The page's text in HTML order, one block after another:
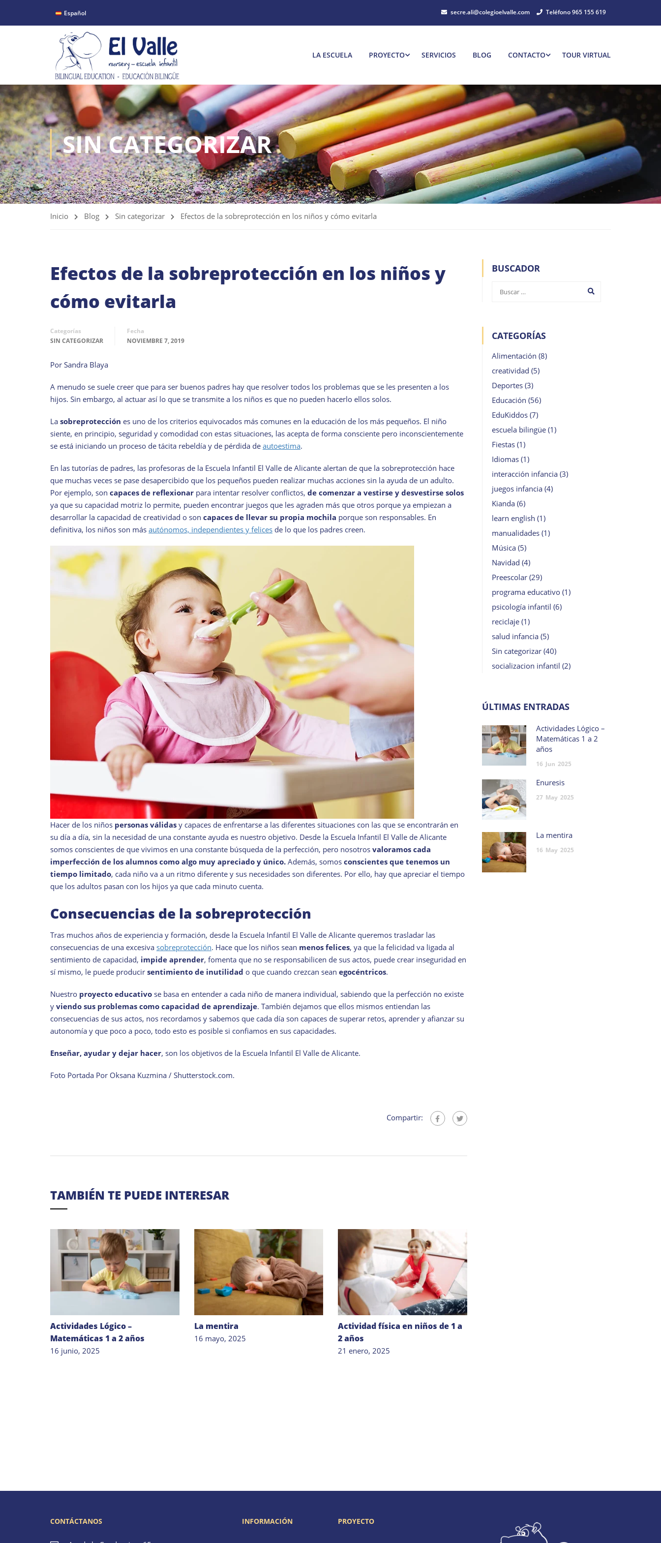
Español secre.ali@colegioelvalle.com Teléfono 965 155 619
LA ESCUELA PROYECTO SERVICIOS BLOG CONTACTO TOUR VIRTUAL
SIN CATEGORIZAR
Inicio Blog Sin categorizar Efectos de la sobreprotección en los niños y cómo evitarla
Efectos de la sobreprotección en los niños y
cómo evitarla
Categorías
SIN CATEGORIZAR
Fecha
NOVIEMBRE 7, 2019
Por Sandra Blaya
A menudo se suele creer que para ser buenos padres hay que resolver todos los problemas que se les presenten a los
hijos. Sin embargo, al actuar así lo que se transmite a los niños es que no pueden hacerlo ellos solos.
La sobreprotección es uno de los criterios equivocados más comunes en la educación de los más pequeños. El niño
siente, en principio, seguridad y comodidad con estas situaciones, las acepta de forma consciente pero inconscientemente
se está iniciando un proceso de tácita rebeldía y de pérdida de autoestima.
En las tutorías de padres, las profesoras de la Escuela Infantil El Valle de Alicante alertan de que la sobreprotección hace
que muchas veces se pase desapercibido que los pequeños pueden realizar muchas acciones sin la ayuda de un adulto.
Por ejemplo, son capaces de reflexionar para intentar resolver conflictos, de comenzar a vestirse y desvestirse solos
ya que su capacidad motriz lo permite, pueden encontrar juegos que les agraden más que otros porque ya empiezan a
desarrollar la capacidad de creatividad o son capaces de llevar su propia mochila porque son responsables. En
definitiva, los niños son más autónomos, independientes y felices de lo que los padres creen.
Hacer de los niños personas válidas y capaces de enfrentarse a las diferentes situaciones con las que se encontrarán en
su día a día, sin la necesidad de una constante ayuda es nuestro objetivo. Desde la Escuela Infantil El Valle de Alicante
somos conscientes de que vivimos en una constante búsqueda de la perfección, pero nosotros valoramos cada
imperfección de los alumnos como algo muy apreciado y único. Además, somos conscientes que tenemos un
tiempo limitado, cada niño va a un ritmo diferente y sus necesidades son diferentes. Por ello, hay que apreciar el tiempo
que los adultos pasan con los hijos ya que cada minuto cuenta.
Consecuencias de la sobreprotección
Tras muchos años de experiencia y formación, desde la Escuela Infantil El Valle de Alicante queremos trasladar las
consecuencias de una excesiva sobreprotección. Hace que los niños sean menos felices, ya que la felicidad va ligada al
sentimiento de capacidad, impide aprender, fomenta que no se responsabilicen de sus actos, puede crear inseguridad en
sí mismo, le puede producir sentimiento de inutilidad o que cuando crezcan sean egocéntricos.
Nuestro proyecto educativo se basa en entender a cada niño de manera individual, sabiendo que la perfección no existe
y viendo sus problemas como capacidad de aprendizaje. También dejamos que ellos mismos entiendan las
consecuencias de sus actos, nos recordamos y sabemos que cada día son capaces de superar retos, aprender y afianzar su
autonomía y que poco a poco, todo esto es posible si confiamos en sus capacidades.
Enseñar, ayudar y dejar hacer, son los objetivos de la Escuela Infantil El Valle de Alicante.
Foto Portada Por Oksana Kuzmina / Shutterstock.com.
Compartir:
TAMBIÉN TE PUEDE INTERESAR
Actividades Lógico –
Matemáticas 1 a 2 años
16 junio, 2025
La mentira
16 mayo, 2025
Actividad física en niños de 1 a
2 años
21 enero, 2025
BUSCADOR
CATEGORÍAS
Alimentación (8)
creatividad (5)
Deportes(3)
Educación (56)
EduKiddos(7)
escuela bilingüe(1)
Fiestas(1)
Idiomas(1)
interacción infancia(3)
juegos infancia(4)
Kianda(6)
learn english (1)
manualidades(1)
Música(5)
Navidad (4)
Preescolar(29)
programa educativo(1)
psicología infantil (6)
reciclaje(1)
salud infancia(5)
Sin categorizar(40)
socializacion infantil (2)
ÚLTIMAS ENTRADAS
Actividades Lógico –
Matemáticas 1 a 2
años
16 Jun 2025
Enuresis
27 May 2025
La mentira
16 May 2025
CONTÁCTANOS INFORMACIÓN PROYECTO